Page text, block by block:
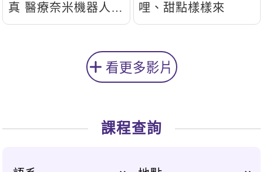
真 醫療奈米機器人問
世
哩、甜點樣樣來
看更多影片
課程查詢